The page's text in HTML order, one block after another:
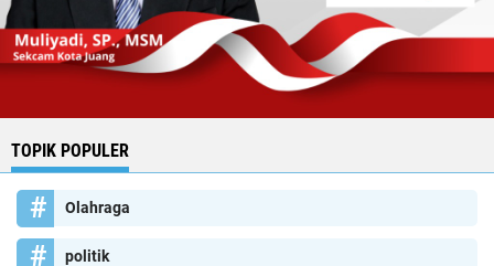
TOPIK POPULER
Olahraga
politik